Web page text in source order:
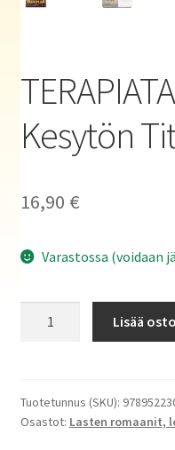
Kesytön
16,90 €
Varastossa (voidaan
määrä
Lisää
Tuotetunnus (SKU):
Osastot: Lasten romaanit,